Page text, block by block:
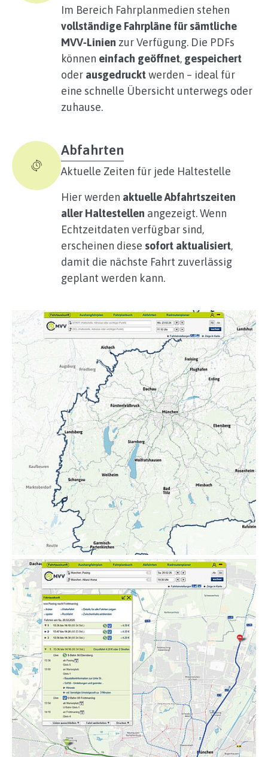
Im Bereich Fahrplanmedien stehen
vollständige Fahrpläne für sämtliche
MVV‑Linien zur Verfügung. Die PDFs
können einfach geöffnet, gespeichert
oder ausgedrucktwerden – ideal für
eine schnelle Übersicht unterwegs oder
zuhause.
Abfahrten
Aktuelle Zeiten für jede Haltestelle
Hier werden aktuelle Abfahrtszeiten
aller Haltestellen angezeigt. Wenn
Echtzeitdaten verfügbar sind,
erscheinen diese sofort aktualisiert,
damit die nächste Fahrt zuverlässig
geplant werden kann.
Show larger version